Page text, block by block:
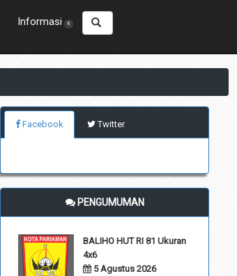
Informasi 6
Facebook Twitter
PENGUMUMAN
BALIHO HUT RI 81 Ukuran
4x6
5 Agustus 2026